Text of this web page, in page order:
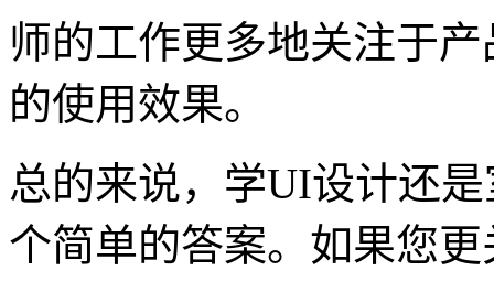
师的工作更多地关注于
的使用效果。
总的来说，学UI设计还
个简单的答案。如果您